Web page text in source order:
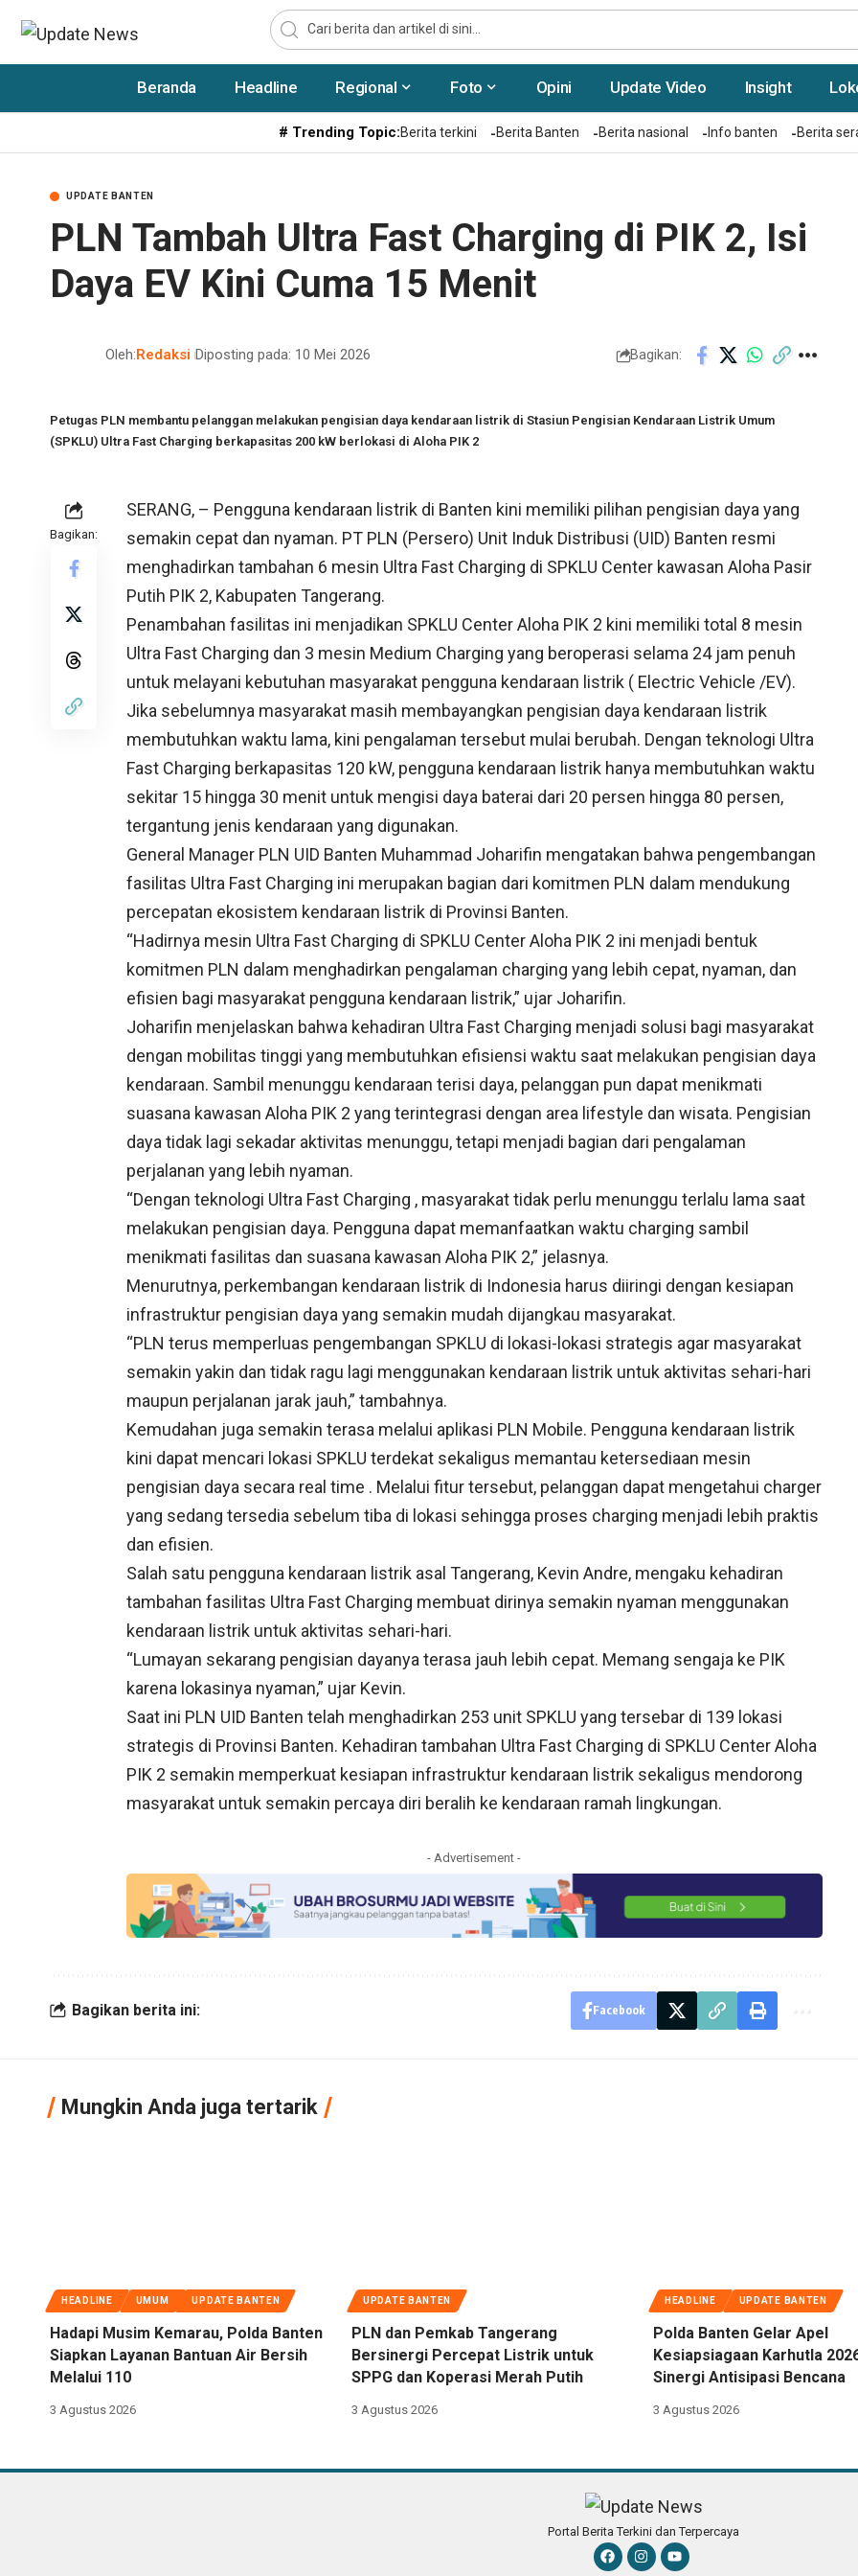
Beranda Headline Regional Foto Opini Update Video Insight
# Trending Topic:Berita terkini Berita Banten Berita nasional Info banten Berita
UPDATE BANTEN
PLN Tambah Ultra Fast Charging di PIK 2, Isi
Daya EV Kini Cuma 15 Menit
Oleh:Redaksi Diposting pada: 10 Mei 2026 Bagikan:
Petugas PLN membantu pelanggan melakukan pengisian daya kendaraan listrik di Stasiun Pengisian Kendaraan Listrik Umum
(SPKLU) Ultra Fast Charging berkapasitas 200 kW berlokasi di Aloha PIK 2
Bagikan:
SERANG, – Pengguna kendaraan listrik di Banten kini memiliki pilihan pengisian daya yang
semakin cepat dan nyaman. PT PLN (Persero) Unit Induk Distribusi (UID) Banten resmi
menghadirkan tambahan 6 mesin Ultra Fast Charging di SPKLU Center kawasan Aloha Pasir
Putih PIK 2, Kabupaten Tangerang.
Penambahan fasilitas ini menjadikan SPKLU Center Aloha PIK 2 kini memiliki total 8 mesin
Ultra Fast Charging dan 3 mesin Medium Charging yang beroperasi selama 24 jam penuh
untuk melayani kebutuhan masyarakat pengguna kendaraan listrik ( Electric Vehicle /EV).
Jika sebelumnya masyarakat masih membayangkan pengisian daya kendaraan listrik
membutuhkan waktu lama, kini pengalaman tersebut mulai berubah. Dengan teknologi Ultra
Fast Charging berkapasitas 120 kW, pengguna kendaraan listrik hanya membutuhkan waktu
sekitar 15 hingga 30 menit untuk mengisi daya baterai dari 20 persen hingga 80 persen,
tergantung jenis kendaraan yang digunakan.
General Manager PLN UID Banten Muhammad Joharifin mengatakan bahwa pengembangan
fasilitas Ultra Fast Charging ini merupakan bagian dari komitmen PLN dalam mendukung
percepatan ekosistem kendaraan listrik di Provinsi Banten.
“Hadirnya mesin Ultra Fast Charging di SPKLU Center Aloha PIK 2 ini menjadi bentuk
komitmen PLN dalam menghadirkan pengalaman charging yang lebih cepat, nyaman, dan
efisien bagi masyarakat pengguna kendaraan listrik,” ujar Joharifin.
Joharifin menjelaskan bahwa kehadiran Ultra Fast Charging menjadi solusi bagi masyarakat
dengan mobilitas tinggi yang membutuhkan efisiensi waktu saat melakukan pengisian daya
kendaraan. Sambil menunggu kendaraan terisi daya, pelanggan pun dapat menikmati
suasana kawasan Aloha PIK 2 yang terintegrasi dengan area lifestyle dan wisata. Pengisian
daya tidak lagi sekadar aktivitas menunggu, tetapi menjadi bagian dari pengalaman
perjalanan yang lebih nyaman.
“Dengan teknologi Ultra Fast Charging , masyarakat tidak perlu menunggu terlalu lama saat
melakukan pengisian daya. Pengguna dapat memanfaatkan waktu charging sambil
menikmati fasilitas dan suasana kawasan Aloha PIK 2,” jelasnya.
Menurutnya, perkembangan kendaraan listrik di Indonesia harus diiringi dengan kesiapan
infrastruktur pengisian daya yang semakin mudah dijangkau masyarakat.
“PLN terus memperluas pengembangan SPKLU di lokasi-lokasi strategis agar masyarakat
semakin yakin dan tidak ragu lagi menggunakan kendaraan listrik untuk aktivitas sehari-hari
maupun perjalanan jarak jauh,” tambahnya.
Kemudahan juga semakin terasa melalui aplikasi PLN Mobile. Pengguna kendaraan listrik
kini dapat mencari lokasi SPKLU terdekat sekaligus memantau ketersediaan mesin
pengisian daya secara real time . Melalui fitur tersebut, pelanggan dapat mengetahui charger
yang sedang tersedia sebelum tiba di lokasi sehingga proses charging menjadi lebih praktis
dan efisien.
Salah satu pengguna kendaraan listrik asal Tangerang, Kevin Andre, mengaku kehadiran
tambahan fasilitas Ultra Fast Charging membuat dirinya semakin nyaman menggunakan
kendaraan listrik untuk aktivitas sehari-hari.
“Lumayan sekarang pengisian dayanya terasa jauh lebih cepat. Memang sengaja ke PIK
karena lokasinya nyaman,” ujar Kevin.
Saat ini PLN UID Banten telah menghadirkan 253 unit SPKLU yang tersebar di 139 lokasi
strategis di Provinsi Banten. Kehadiran tambahan Ultra Fast Charging di SPKLU Center Aloha
PIK 2 semakin memperkuat kesiapan infrastruktur kendaraan listrik sekaligus mendorong
masyarakat untuk semakin percaya diri beralih ke kendaraan ramah lingkungan.
- Advertisement -
Bagikan berita ini: Facebook
Mungkin Anda juga tertarik
HEADLINE UMUM UPDATE BANTEN
Hadapi Musim Kemarau, Polda Banten
Siapkan Layanan Bantuan Air Bersih
Melalui 110
3 Agustus 2026
UPDATE BANTEN
PLN dan Pemkab Tangerang
Bersinergi Percepat Listrik untuk
SPPG dan Koperasi Merah Putih
3 Agustus 2026
HEADLINE UPDATE BANTEN
Polda Banten Gelar Apel
Kesiapsiagaan Karhutla
Sinergi Antisipasi Bencana
3 Agustus 2026
Portal Berita Terkini dan Terpercaya